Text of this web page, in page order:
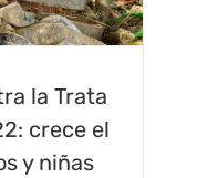
la Trata
crece el
y niñas